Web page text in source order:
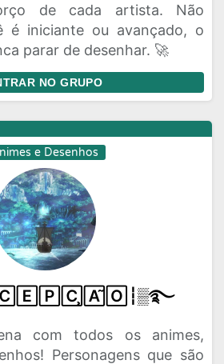
de cada artista. Não
é iniciante ou avançado, o
parar de desenhar. 🚀
NO GRUPO
e Desenhos
com todos os animes,
Personagens que são